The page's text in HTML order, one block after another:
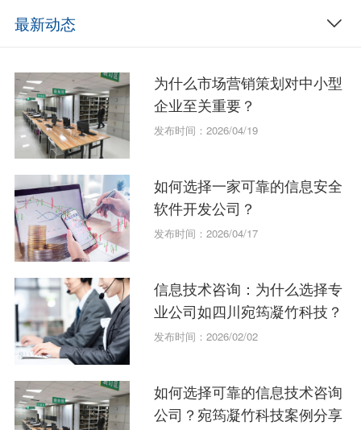
最新动态
为什么市场营销策划对中小型
企业至关重要？
发布时间：2026/04/19
如何选择一家可靠的信息安全
软件开发公司？
发布时间：2026/04/17
信息技术咨询：为什么选择专
业公司如四川宛筠凝竹科技？
发布时间：2026/02/02
如何选择可靠的信息技术咨询
公司？宛筠凝竹科技案例分享